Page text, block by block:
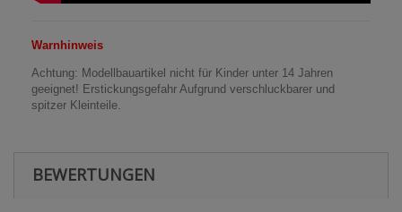
Warnhinweis
Achtung: Modellbauartikel nicht für Kinder unter 14 Jahren
geeignet! Erstickungsgefahr Aufgrund verschluckbarer und
spitzer Kleinteile.
BEWERTUNGEN